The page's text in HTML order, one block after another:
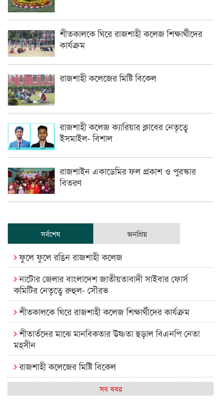
শীতকালকে ঘিরে রাজশাহী কলেজ শিক্ষার্থীদের
কার্যক্রম
রাজশাহী কলেজের মিষ্টি বিকেল
রাজশাহী কলেজ ক্যারিয়ার ক্লাবের নেতৃত্বে
ইসমাইল- বিশাল
রাজশাইন একাডেমির ফল প্রকাশ ও পুরস্কার
বিতরণ
সর্বশেষ জনপ্রিয়
ফুলে ফুলে রঙিন রাজশাহী কলেজ
নাটোর জেলার বাংলাদেশ জাতীয়তাবাদী সাইবার ফোর্স
কমিটির নেতৃত্বে রুহুল- সৌরভ
শীতকালকে ঘিরে রাজশাহী কলেজ শিক্ষার্থীদের কার্যক্রম
শীতার্তদের মাঝে মানবিকতার উষ্ণতা ছড়াল বিএনপি নেতা
মহসীন
রাজশাহী কলেজের মিষ্টি বিকেল
কেমন আছে আমাদের দেশের মধ্যবিত্তরা
সব খবর